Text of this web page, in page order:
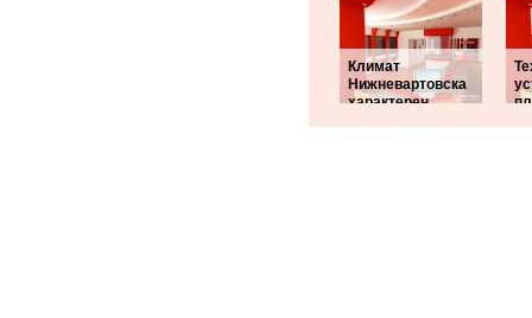
Климат
Нижневартовска
характерен